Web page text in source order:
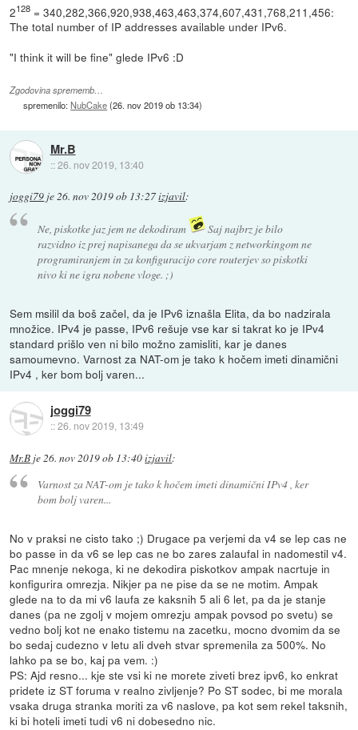
2128 = 340,282,366,920,938,463,463,374,607,431,768,211,456:
The total number of IP addresses available under IPv6.
"I think it will be fine" glede IPv6 :D
Zgodovina sprememb…
spremenilo:NubCake(26. nov 2019 ob 13:34)
Mr.B
::26. nov 2019, 13:40
joggi79 je26. nov 2019 ob 13:27izjavil:
Ne, piskotke jaz jem ne dekodiram
Saj najbrz je bilo
razvidno iz prej napisanega da se ukvarjam z networkingom ne
programiranjem in za konfiguracijo core routerjev so piskotki
nivo ki ne igra nobene vloge. ;)
Sem msilil da boš začel, da je IPv6 iznašla Elita, da bo nadzirala
množice. IPv4 je passe, IPv6 rešuje vse kar si takrat ko je IPv4
standard prišlo ven ni bilo možno zamisliti, kar je danes
samoumevno. Varnost za NAT-om je tako k hočem imeti dinamični
IPv4 , ker bom bolj varen...
joggi79
::26. nov 2019, 13:49
Mr.B je26. nov 2019 ob 13:40izjavil:
Varnost za NAT-om je tako k hočem imeti dinamični IPv4 , ker
bom bolj varen...
No v praksi ne cisto tako ;) Drugace pa verjemi da v4 se lep cas ne
bo passe in da v6 se lep cas ne bo zares zalaufal in nadomestil v4.
Pac mnenje nekoga, ki ne dekodira piskotkov ampak nacrtuje in
konfigurira omrezja. Nikjer pa ne pise da se ne motim. Ampak
glede na to da mi v6 laufa ze kaksnih 5 ali 6 let, pa da je stanje
danes (pa ne zgolj v mojem omrezju ampak povsod po svetu) se
vedno bolj kot ne enako tistemu na zacetku, mocno dvomim da se
bo sedaj cudezno v letu ali dveh stvar spremenila za 500%. No
lahko pa se bo, kaj pa vem. :)
PS: Ajd resno... kje ste vsi ki ne morete ziveti brez ipv6, ko enkrat
pridete iz ST foruma v realno zivljenje? Po ST sodec, bi me morala
vsaka druga stranka moriti za v6 naslove, pa kot sem rekel taksnih,
ki bi hoteli imeti tudi v6 ni dobesedno nic.